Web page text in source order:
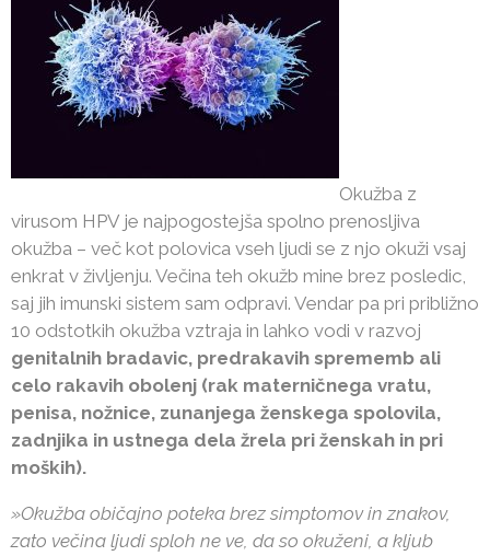
Okužba z
virusom HPV je najpogostejša spolno prenosljiva
okužba – več kot polovica vseh ljudi se z njo okuži vsaj
enkrat v življenju. Večina teh okužb mine brez posledic,
saj jih imunski sistem sam odpravi. Vendar pa pri približno
10 odstotkih okužba vztraja in lahko vodi v razvoj
genitalnih bradavic, predrakavih sprememb ali
celo rakavih obolenj (rak materničnega vratu,
penisa, nožnice, zunanjega ženskega spolovila,
zadnjika in ustnega dela žrela pri ženskah in pri
moških).
»Okužba običajno poteka brez simptomov in znakov,
zato večina ljudi sploh ne ve, da so okuženi, a kljub